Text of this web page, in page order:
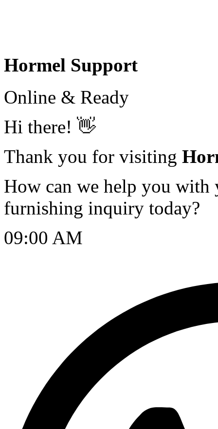
Hormel Support
Online & Ready
Hi there! 👋
Thank you for visiting
How can we help you
furnishing inquiry today?
09:00 AM